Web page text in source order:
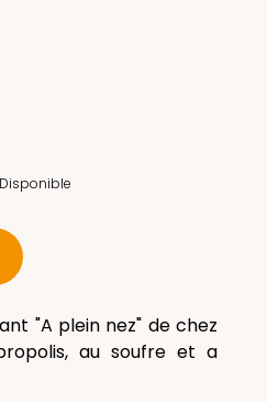
Disponible
"A plein nez" de chez
au soufre et a